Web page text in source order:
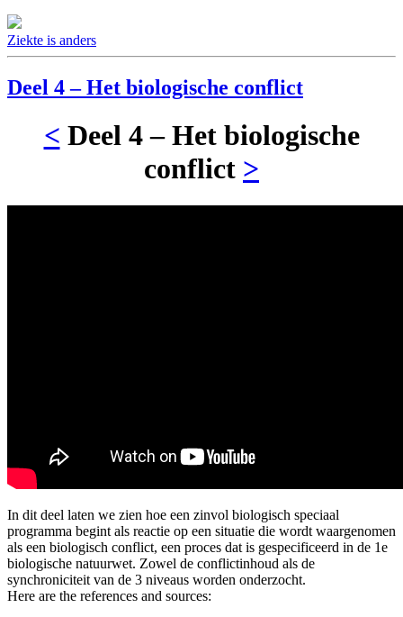
Ziekte is anders
Deel 4 – Het biologische conflict
< Deel 4 – Het biologische
conflict >
In dit deel laten we zien hoe een zinvol biologisch speciaal
programma begint als reactie op een situatie die wordt waargenomen
als een biologisch conflict, een proces dat is gespecificeerd in de 1e
biologische natuurwet. Zowel de conflictinhoud als de
synchroniciteit van de 3 niveaus worden onderzocht.
Here are the references and sources: